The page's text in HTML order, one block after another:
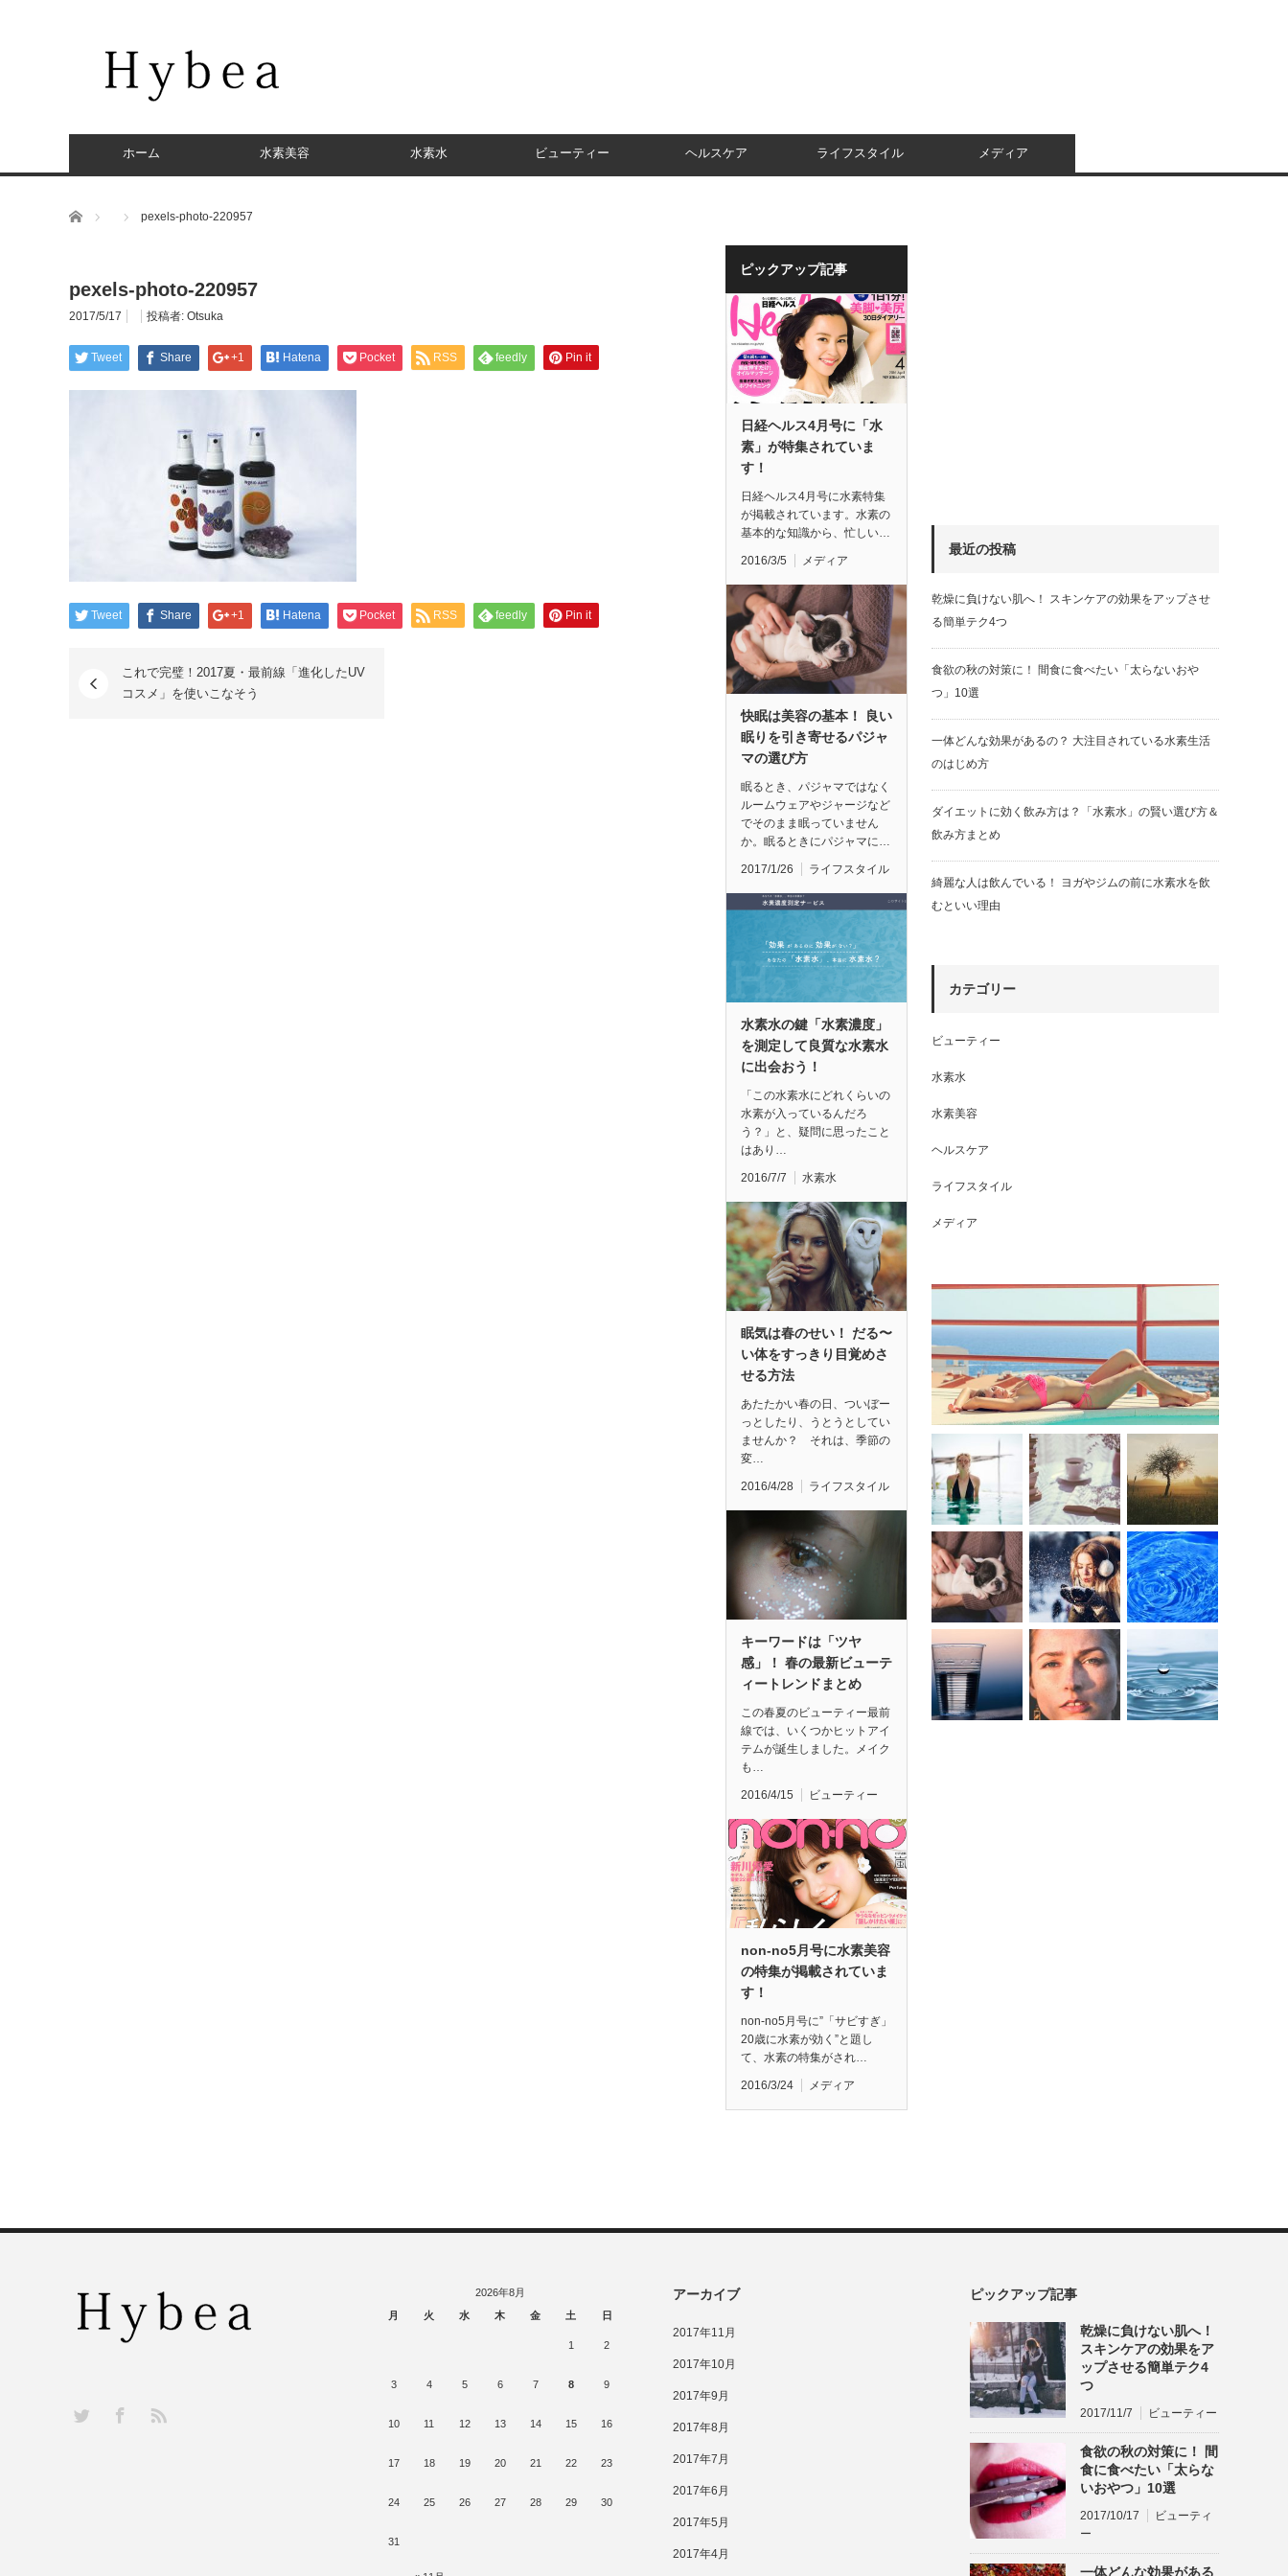
ホーム 水素美容 水素水 ビューティー ヘルスケア ライフスタイル メディア
ホーム pexels-photo-220957
pexels-photo-220957
2017/5/17 投稿者: Otsuka
Tweet Share +1 Hatena Pocket RSS feedly Pin it
Tweet Share +1 Hatena Pocket RSS feedly Pin it
これで完璧！2017夏・最前線「進化したUV
コスメ」を使いこなそう
ピックアップ記事
日経ヘルス4月号に「水
素」が特集されていま
す！
日経ヘルス4月号に水素特集
が掲載されています。水素の
基本的な知識から、忙しい…
2016/3/5 メディア
快眠は美容の基本！ 良い
眠りを引き寄せるパジャ
マの選び方
眠るとき、パジャマではなく
ルームウェアやジャージなど
でそのまま眠っていません
か。眠るときにパジャマに…
2017/1/26 ライフスタイル
水素水の鍵「水素濃度」
を測定して良質な水素水
に出会おう！
「この水素水にどれくらいの
水素が入っているんだろ
う？」と、疑問に思ったこと
はあり…
2016/7/7 水素水
眠気は春のせい！ だる〜
い体をすっきり目覚めさ
せる方法
あたたかい春の日、ついぼー
っとしたり、うとうとしてい
ませんか？ それは、季節の
変…
2016/4/28 ライフスタイル
キーワードは「ツヤ
感」！ 春の最新ビューテ
ィートレンドまとめ
この春夏のビューティー最前
線では、いくつかヒットアイ
テムが誕生しました。メイク
も…
2016/4/15 ビューティー
non-no5月号に水素美容
の特集が掲載されていま
す！
non-no5月号に”「サビすぎ」
20歳に水素が効く”と題し
て、水素の特集がされ…
2016/3/24 メディア
最近の投稿
乾燥に負けない肌へ！ スキンケアの効果をアップさせ
る簡単テク4つ
食欲の秋の対策に！ 間食に食べたい「太らないおや
つ」10選
一体どんな効果があるの？ 大注目されている水素生活
のはじめ方
ダイエットに効く飲み方は？「水素水」の賢い選び方＆
飲み方まとめ
綺麗な人は飲んでいる！ ヨガやジムの前に水素水を飲
むといい理由
カテゴリー
ビューティー
水素水
水素美容
ヘルスケア
ライフスタイル
メディア
2026年8月
月
火 水 木 金 土 日
1 2
3 4 5 6 7 8 9
10 11 12 13 14 15 16
17 18 19 20 21 22 23
24 25 26 27 28 29 30
31
アーカイブ
2017年11月
2017年10月
2017年9月
2017年8月
2017年7月
2017年6月
2017年5月
2017年4月
ピックアップ記事
乾燥に負けない肌へ！
スキンケアの効果をア
ップさせる簡単テク4
つ
2017/11/7 ビューティー
食欲の秋の対策に！ 間
食に食べたい「太らな
いおやつ」10選
2017/10/17
ビューティ
ー
一体どんな効果がある
Twitter Facebook
RSS